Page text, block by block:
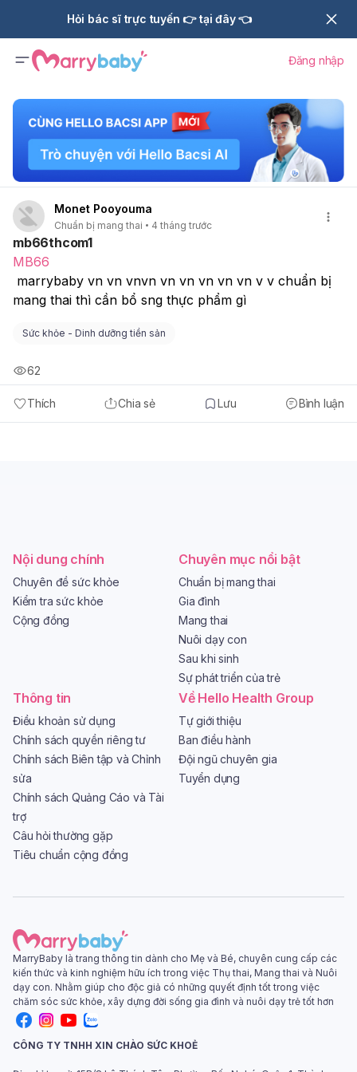
Hỏi bác sĩ trực tuyến 👉 tại đây 👈
Đăng nhập
Monet Pooyouma
Chuẩn bị mang thai 4 tháng trước
mb66thcom1
MB66
mang thai thì cần bổ sng thực phẩm gì
Sức khỏe - Dinh dưỡng tiền sản
Thích Chia sẻ Lưu Bình luận
62
Nội dung chính
Chuyên đề sức khỏe
Kiểm tra sức khỏe
Cộng đồng
Chuyên mục nổi bật
Chuẩn bị mang thai
Gia đình
Mang thai
Nuôi dạy con
Sau khi sinh
Sự phát triển của trẻ
Thông tin
Điều khoản sử dụng
Chính sách quyền riêng tư
Chính sách Biên tập và Chỉnh
sửa
Chính sách Quảng Cáo và Tài
trợ
Câu hỏi thường gặp
Tiêu chuẩn cộng đồng
Về Hello Health Group
Tự giới thiệu
Ban điều hành
Đội ngũ chuyên gia
Tuyển dụng
MarryBaby là trang thông tin dành cho Mẹ và Bé, chuyên cung cấp các
kiến thức và kinh nghiệm hữu ích trong việc Thụ thai, Mang thai và Nuôi
dạy con. Nhằm giúp cho độc giả có những quyết định tốt trong việc
chăm sóc sức khỏe, xây dựng đời sống gia đình và nuôi dạy trẻ tốt hơn
CÔNG TY TNHH XIN CHÀO SỨC KHOẺ